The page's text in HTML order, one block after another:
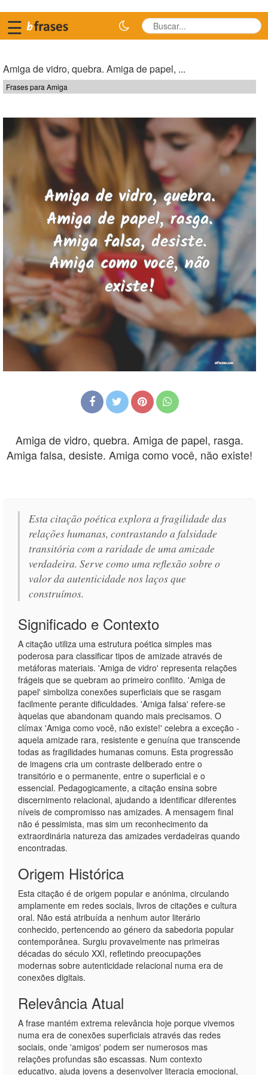
☰
Amiga de vidro, quebra. Amiga de papel, ...
Frases para Amiga
Amiga de vidro, quebra. Amiga de papel, rasga.
Amiga falsa, desiste. Amiga como você, não existe!
Esta citação poética explora a fragilidade das
relações humanas, contrastando a falsidade
transitória com a raridade de uma amizade
verdadeira. Serve como uma reflexão sobre o
valor da autenticidade nos laços que
construímos.
Significado e Contexto
A citação utiliza uma estrutura poética simples mas
poderosa para classificar tipos de amizade através de
metáforas materiais. 'Amiga de vidro' representa relações
frágeis que se quebram ao primeiro conflito. 'Amiga de
papel' simboliza conexões superficiais que se rasgam
facilmente perante dificuldades. 'Amiga falsa' refere-se
àquelas que abandonam quando mais precisamos. O
clímax 'Amiga como você, não existe!' celebra a exceção -
aquela amizade rara, resistente e genuína que transcende
todas as fragilidades humanas comuns. Esta progressão
de imagens cria um contraste deliberado entre o
transitório e o permanente, entre o superficial e o
essencial. Pedagogicamente, a citação ensina sobre
discernimento relacional, ajudando a identificar diferentes
níveis de compromisso nas amizades. A mensagem final
não é pessimista, mas sim um reconhecimento da
extraordinária natureza das amizades verdadeiras quando
encontradas.
Origem Histórica
Esta citação é de origem popular e anónima, circulando
amplamente em redes sociais, livros de citações e cultura
oral. Não está atribuída a nenhum autor literário
conhecido, pertencendo ao género da sabedoria popular
contemporânea. Surgiu provavelmente nas primeiras
décadas do século XXI, refletindo preocupações
modernas sobre autenticidade relacional numa era de
conexões digitais.
Relevância Atual
A frase mantém extrema relevância hoje porque vivemos
numa era de conexões superficiais através das redes
sociais, onde 'amigos' podem ser numerosos mas
relações profundas são escassas. Num contexto
educativo, ajuda jovens a desenvolver literacia emocional,